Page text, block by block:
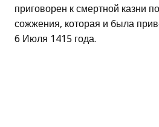
приговорен к смертной казни
сожжения, которая и была
6 Июля 1415 года.